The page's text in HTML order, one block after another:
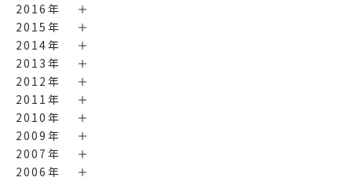
2016年
2015年
2014年
2013年
2012年
2011年
2010年
2009年
2007年
2006年